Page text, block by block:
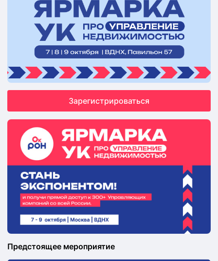
Зарегистрироваться
Предстоящее мероприятие